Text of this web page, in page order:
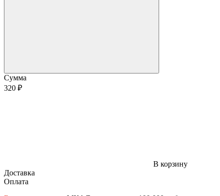
Сумма
320 ₽
В корзину
Доставка
Оплата